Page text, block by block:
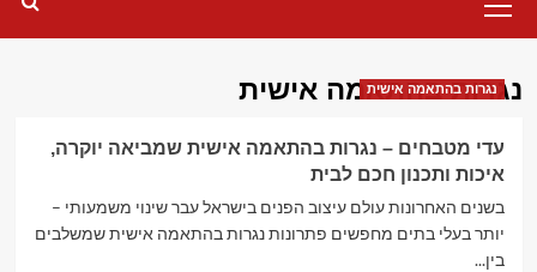
Menu
נגרות בהתאמה אישית
נגרות בהתאמה אישית
עדי מטבחים – נגרות בהתאמה אישית שמביאה יוקרה,
איכות ותכנון חכם לבית
בשנים האחרונות עולם עיצוב הפנים בישראל עבר שינוי משמעותי –
יותר בעלי בתים מחפשים פתרונות נגרות בהתאמה אישית שמשלבים
בין...